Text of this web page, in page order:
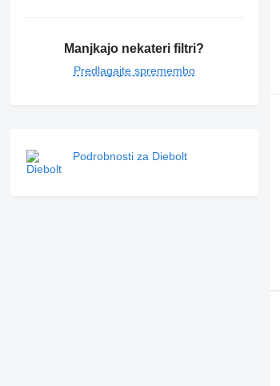
Manjkajo nekateri filtri?
Predlagajte spremembo
Podrobnosti za Diebolt